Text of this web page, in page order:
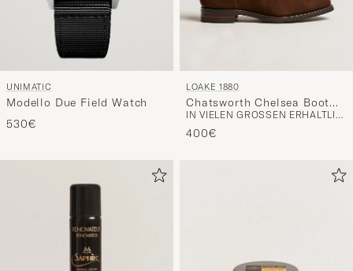
UNIMATIC
Modello Due Field Watch
530€
LOAKE 1880
Chatsworth Chelsea Boot
Tobacco Suede
IN VIELEN GRÖSSEN ERHÄLTLICH
400€